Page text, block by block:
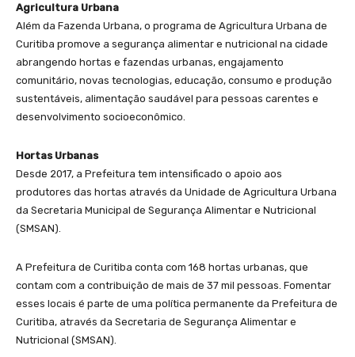
Agricultura Urbana
Além da Fazenda Urbana, o programa de Agricultura Urbana de
Curitiba promove a segurança alimentar e nutricional na cidade
abrangendo hortas e fazendas urbanas, engajamento
comunitário, novas tecnologias, educação, consumo e produção
sustentáveis, alimentação saudável para pessoas carentes e
desenvolvimento socioeconômico.
Hortas Urbanas
Desde 2017, a Prefeitura tem intensificado o apoio aos
produtores das hortas através da Unidade de Agricultura Urbana
da Secretaria Municipal de Segurança Alimentar e Nutricional
(SMSAN).
A Prefeitura de Curitiba conta com 168 hortas urbanas, que
contam com a contribuição de mais de 37 mil pessoas. Fomentar
esses locais é parte de uma política permanente da Prefeitura de
Curitiba, através da Secretaria de Segurança Alimentar e
Nutricional (SMSAN).